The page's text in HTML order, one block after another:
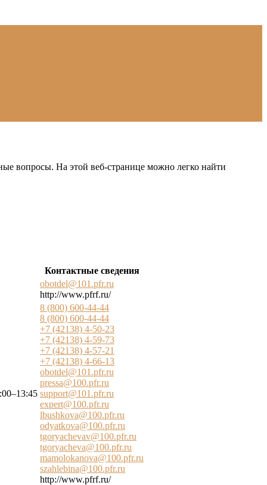
вопросы. На этой веб-странице можно легко найти
Контактные сведения
obotdel@101.pfr.ru
http://www.pfrf.ru/
8 (800) 600-44-44
8 (800) 600-44-44
+7 (42138) 4-50-23
+7 (42138) 4-59-73
+7 (42138) 4-57-21
+7 (42138) 4-66-13
obotdel@101.pfr.ru
pressa@100.pfr.ru
support@101.pfr.ru
expert@100.pfr.ru
lbushkova@100.pfr.ru
odyatkova@100.pfr.ru
tgoryachevav@100.pfr.ru
tgoryacheva@100.pfr.ru
mamolokanova@100.pfr.ru
szahlebina@100.pfr.ru
http://www.pfrf.ru/